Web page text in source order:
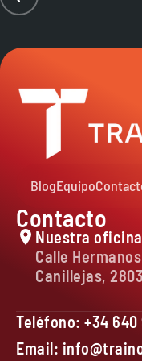
Contacto
Nuestra oficina
Calle
Canillejas,
Teléfono: +34 640
Email:
BlogEquipo